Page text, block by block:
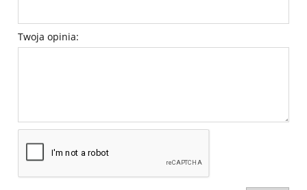
Twoja opinia: